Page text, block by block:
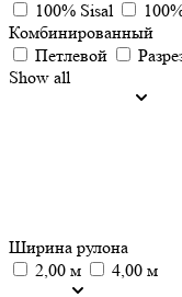
100% Sisal
Комбинированный
Петлевой
Show all
Ширина рулона
2,00 м
4,00 м